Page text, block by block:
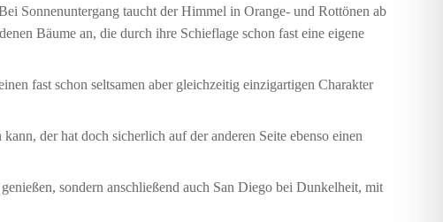
Sonnenuntergang taucht der Himmel in Orange- und Rottönen ab
Bäume an, die durch ihre Schieflage schon fast eine eigene
fast schon seltsamen aber gleichzeitig einzigartigen Charakter
der hat doch sicherlich auf der anderen Seite ebenso einen
sondern anschließend auch San Diego bei Dunkelheit, mit